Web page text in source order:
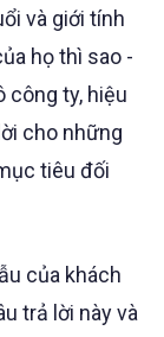
và giới tính
họ thì sao -
công ty, hiệu
cho những
tiêu đối
của khách
trả lời này và